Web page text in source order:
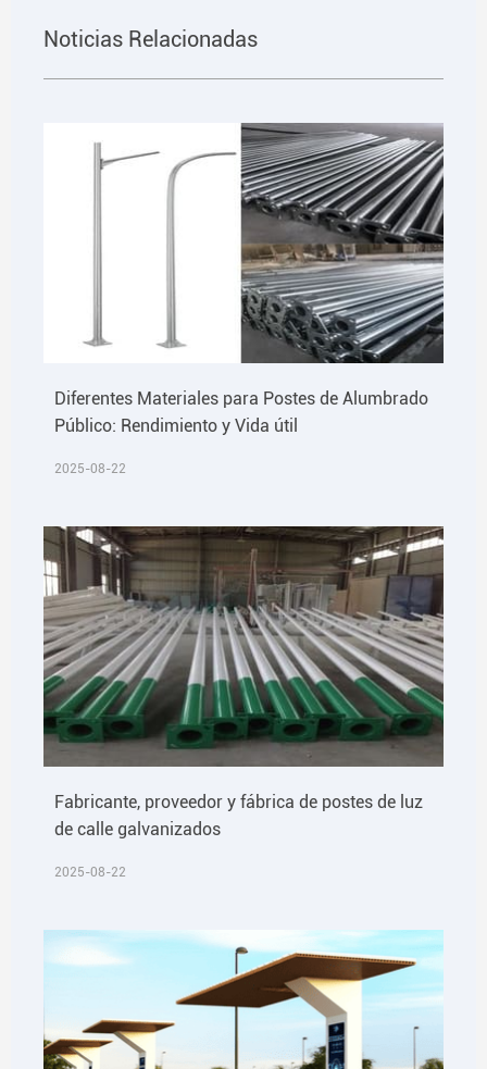
Noticias Relacionadas
Diferentes Materiales para Postes de Alumbrado
Público: Rendimiento y Vida útil
2025-08-22
Fabricante, proveedor y fábrica de postes de luz
de calle galvanizados
2025-08-22